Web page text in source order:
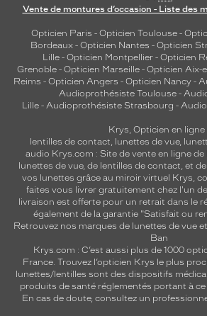
Vente de montures d’occasion - Liste des
Opticien Paris - Opticien Toulouse-
Bordeaux- Opticien Nantes - Opticien
Lille - Opticien Montpellier - Opticien
Grenoble - Opticien Marseille - Opticien Aix-
Reims - Opticien Angers - Opticien Nancy -
Audioprothésiste Toulouse-
Lille- Audioprothésiste Strasbourg -
Krys, Opticien en ligne
lentilles de contact lunettes de vue,
audio Krys.com : Site de vente en ligne
lunettes de vue, de lentilles de contact , et
vos lunettes grâce au miroir virtuel Krys,
faites vous livrer gratuitement chez l'un
livraison est offerte pour un retrait dans le
également de la garantie "Satisfait ou
Retrouvez nos marques de lunettes de vue et
Ban
Krys.com : C’est aussi plus de 1000
France. Trouvez l’opticien Krys le plus
lunettes/lentilles sont des dispositifs
produits de santé réglementés portant à ce
En cas de doute, consultez un